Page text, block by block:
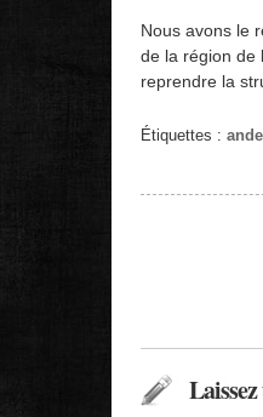
Nous avons le
de la région de
reprendre la
Étiquettes :